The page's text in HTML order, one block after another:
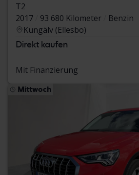
T2
2017
93 680 Kilometer
Benzin
Kungälv (Ellesbo)
Direkt kaufen
Mit Finanzierung
Mittwoch